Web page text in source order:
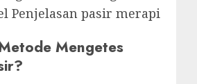
Penjelasan pasir merapi
Mengetes